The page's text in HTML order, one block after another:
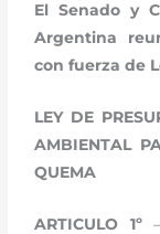
El Senado y
Argentina
con fuerza de
LEY DE
AMBIENTAL
QUEMA
ARTICULO 1º